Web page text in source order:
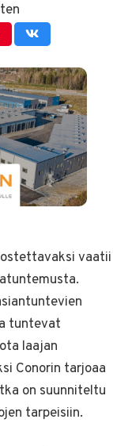
vaatii
tuntevat
laajan
Conorin tarjoaa
on suunniteltu
tarpeisiin.